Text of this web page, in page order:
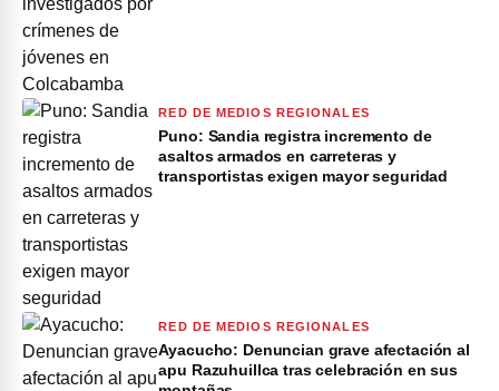
RED DE MEDIOS REGIONALES
Puno: Sandia registra incremento de
asaltos armados en carreteras y
transportistas exigen mayor seguridad
RED DE MEDIOS REGIONALES
Ayacucho: Denuncian grave afectación al
apu Razuhuillca tras celebración en sus